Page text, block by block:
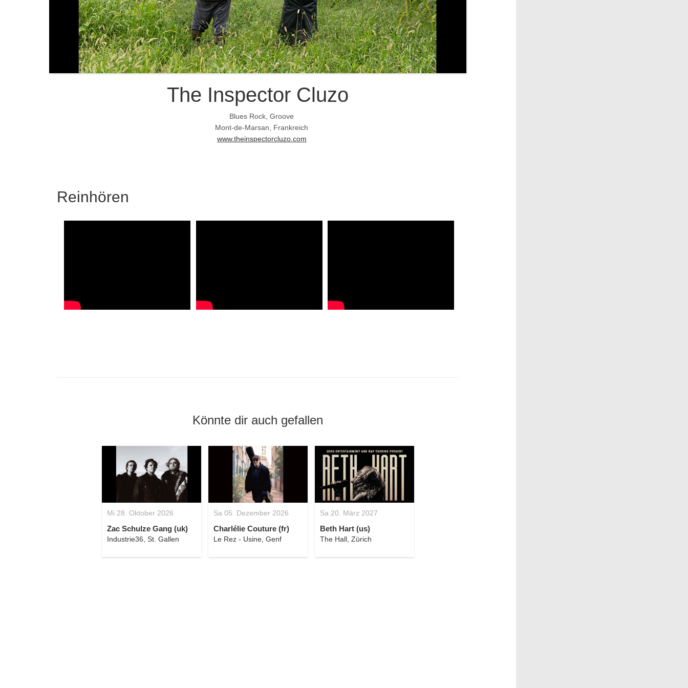
The Inspector Cluzo
Blues Rock, Groove
Mont-de-Marsan, Frankreich
www.theinspectorcluzo.com
Reinhören
Könnte dir auch gefallen
Mi 28. Oktober 2026
Zac Schulze Gang (uk)
Industrie36, St. Gallen
Sa 05. Dezember 2026
Charlélie Couture (fr)
Le Rez - Usine, Genf
Sa 20. März 2027
Beth Hart (us)
The Hall, Zürich